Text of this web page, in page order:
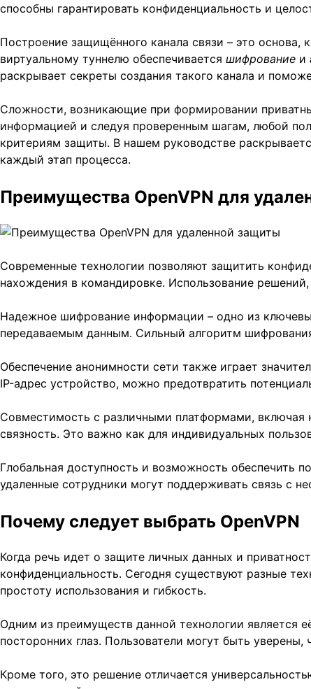
способны гарантировать конфиденциальность и
Построение защищённого канала связи – это основа,
виртуальному туннелю обеспечивается шифрование и
раскрывает секреты создания такого канала и
Сложности, возникающие при формировании
информацией и следуя проверенным шагам, любой
критериям защиты. В нашем руководстве
каждый этап процесса.
Преимущества OpenVPN для
Современные технологии позволяют защитить
нахождения в командировке. Использование
Надежное шифрование информации – одно из
передаваемым данным. Сильный алгоритм
Обеспечение анонимности сети также играет
IP-адрес устройство, можно предотвратить
Совместимость с различными платформами, включая
связность. Это важно как для индивидуальных
Глобальная доступность и возможность
удаленные сотрудники могут поддерживать связь с
Почему следует выбрать OpenVPN
Когда речь идет о защите личных данных и
конфиденциальность. Сегодня существуют разные
простоту использования и гибкость.
Одним из преимуществ данной технологии является
посторонних глаз. Пользователи могут быть
Кроме того, это решение отличается